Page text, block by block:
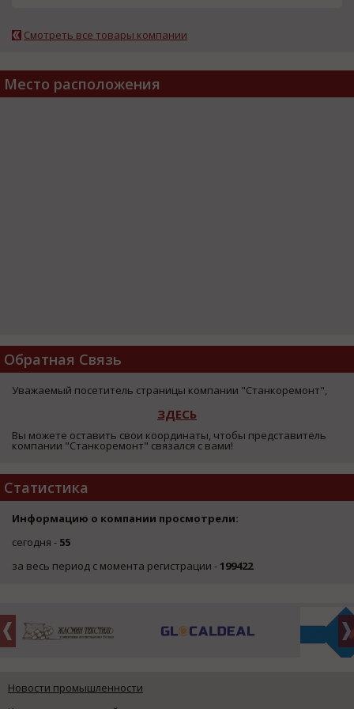
Смотреть все товары компании
Место расположения
Обратная Связь
Уважаемый посетитель страницы компании "Станкоремонт",
ЗДЕСЬ
Вы можете оставить свои координаты, чтобы представитель
компании "Станкоремонт" связался с вами!
Статистика
Информацию о компании просмотрели:
сегодня - 55
за весь период с момента регистрации -199422
Новости промышленности